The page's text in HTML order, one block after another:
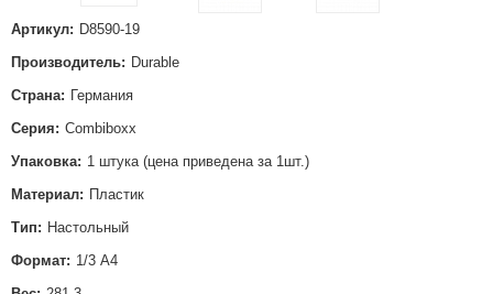
Артикул: D8590-19
Производитель: Durable
Страна: Германия
Серия: Combiboxx
Упаковка: 1 штука (цена приведена за 1шт.)
Материал: Пластик
Тип: Настольный
Формат: 1/3 А4